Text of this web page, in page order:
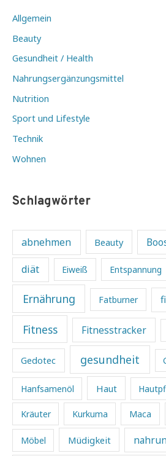
Allgemein
Beauty
Gesundheit / Health
Nahrungsergänzungsmittel
Nutrition
Sport und Lifestyle
Technik
Wohnen
Schlagwörter
abnehmen Beauty
diät Eiweiß Entspannung
Ernährung Fatburner
Fitness Fitnesstracker
Gedotec gesundheit
Hanfsamenöl Haut
Kräuter Kurkuma Maca
Möbel Müdigkeit